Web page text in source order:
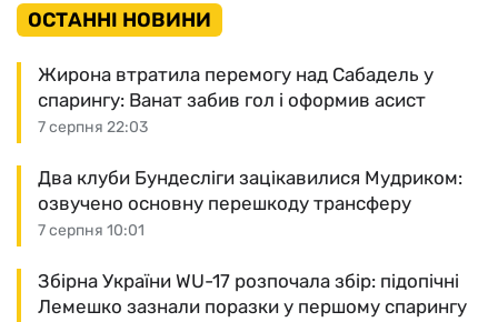
ОСТАННІ НОВИНИ
7 серпня 22:03
Жирона втратила перемогу над Сабадель у
спарингу: Ванат забив гол і оформив асист
7 серпня 10:01
Два клуби Бундесліги зацікавилися Мудриком:
озвучено основну перешкоду трансферу
Збірна України WU-17 розпочала збір: підопічні
Лемешко зазнали поразки у першому спарингу